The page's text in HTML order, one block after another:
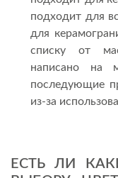
подходит для
для
списку от
написано на
последующие
из-за
ЕСТЬ ЛИ